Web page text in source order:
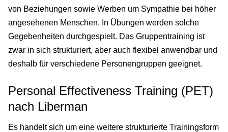
von Beziehungen sowie Werben um Sympathie bei höher
angesehenen Menschen. In Übungen werden solche
Gegebenheiten durchgespielt. Das Gruppentraining ist
zwar in sich strukturiert, aber auch flexibel anwendbar und
deshalb für verschiedene Personengruppen geeignet.
Personal Effectiveness Training (PET)
nach Liberman
Es handelt sich um eine weitere strukturierte Trainingsform